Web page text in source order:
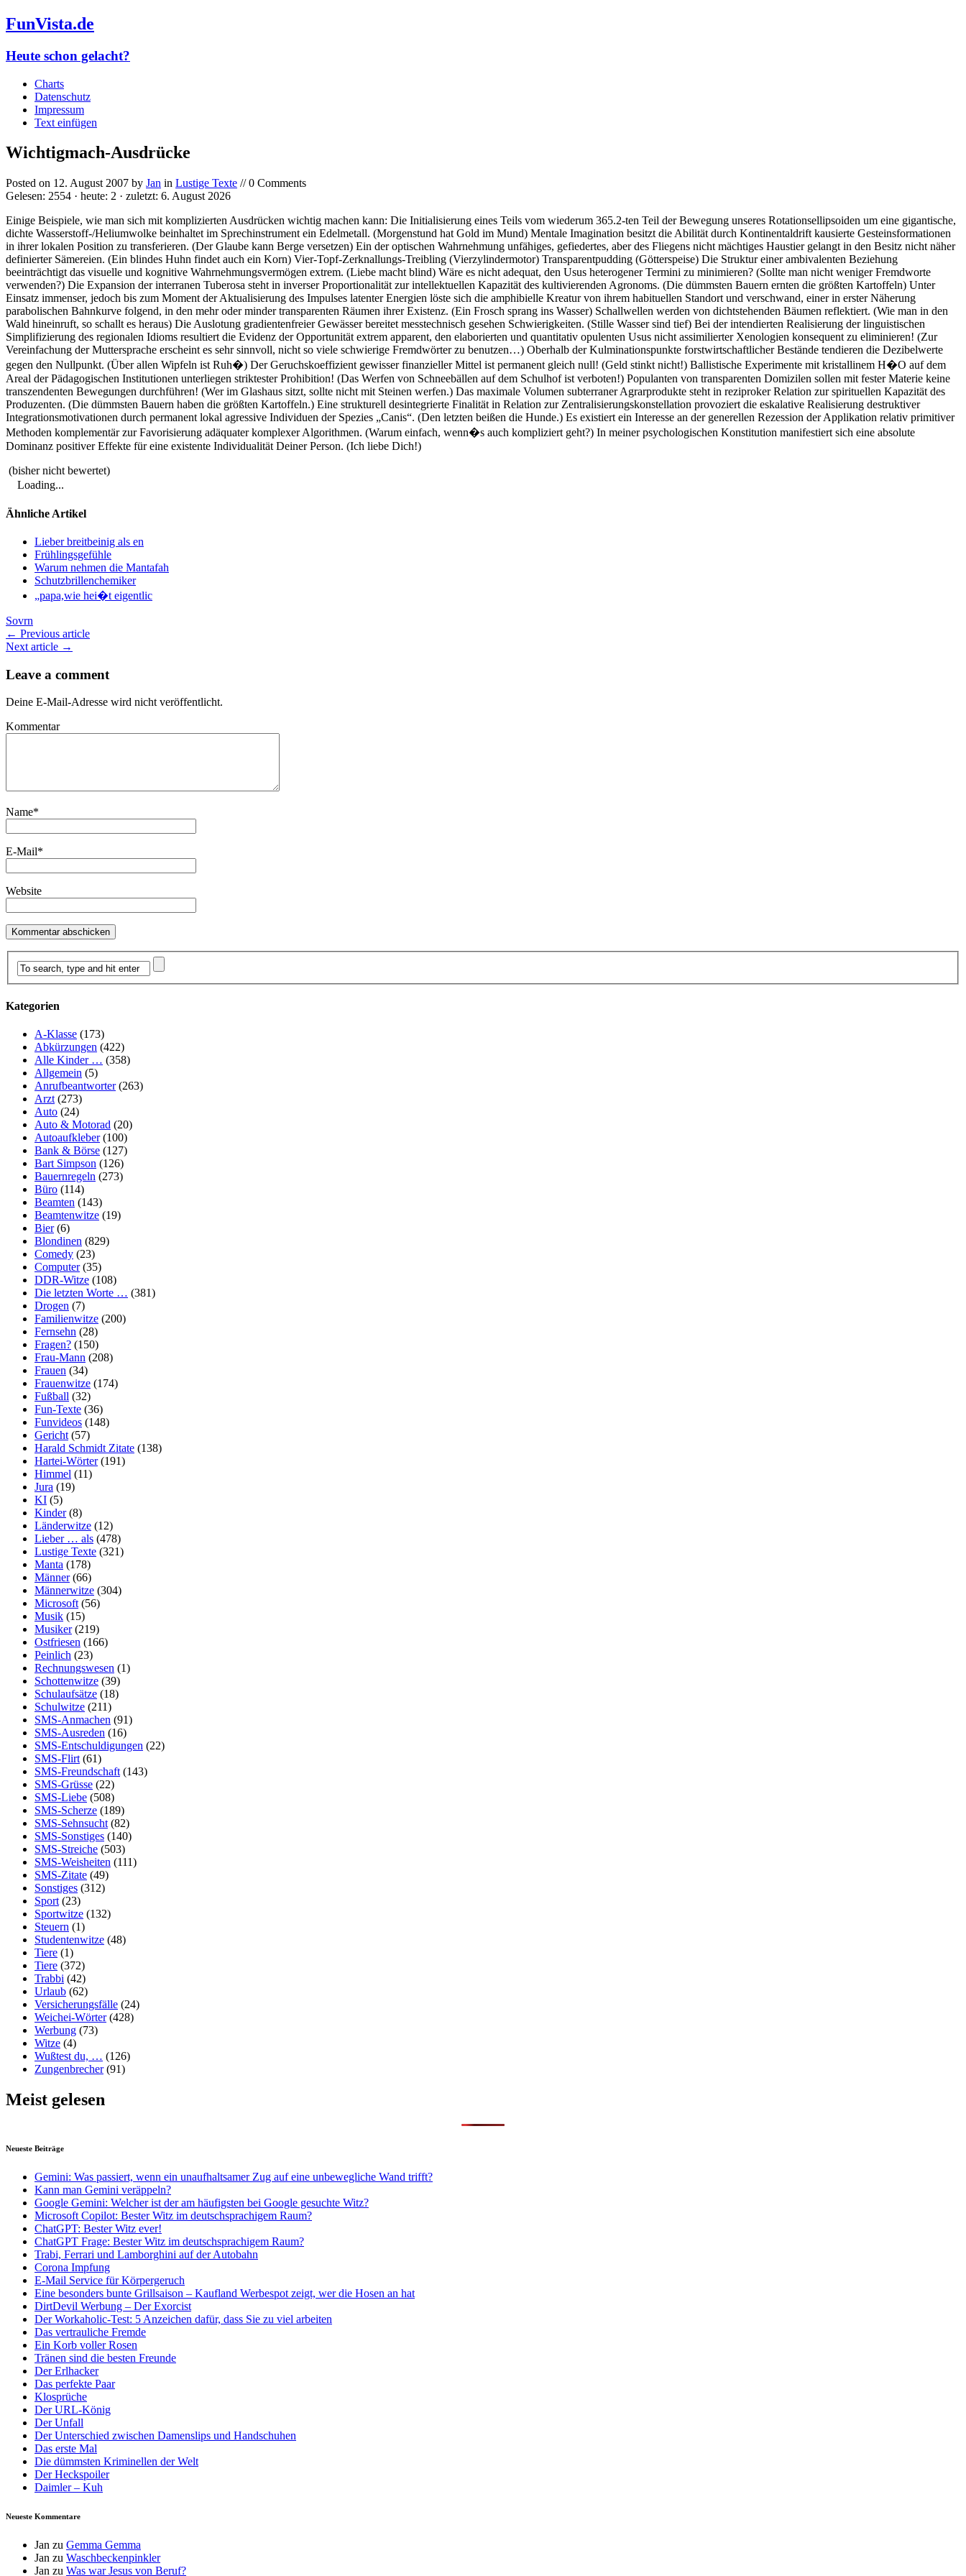
FunVista.de
Heute schon gelacht?
Charts
Datenschutz
Impressum
Text einfügen
Wichtigmach-Ausdrücke
Posted on 12. August 2007 by Jan in Lustige Texte // 0 Comments
Gelesen: 2554 · heute: 2 · zuletzt: 6. August 2026
Einige Beispiele, wie man sich mit komplizierten Ausdrücken wichtig machen kann: Die Initialisierung eines Teils vom wiederum 365.2-ten Teil der Bewegung unseres Rotationsellipsoiden um eine gigantische,
dichte Wasserstoff-/Heliumwolke beinhaltet im Sprechinstrument ein Edelmetall. (Morgenstund hat Gold im Mund) Mentale Imagination besitzt die Abilität durch Kontinentaldrift kausierte Gesteinsformationen
in ihrer lokalen Position zu transferieren. (Der Glaube kann Berge versetzen) Ein der optischen Wahrnehmung unfähiges, gefiedertes, aber des Fliegens nicht mächtiges Haustier gelangt in den Besitz nicht näher
definierter Sämereien. (Ein blindes Huhn findet auch ein Korn) Vier-Topf-Zerknallungs-Treibling (Vierzylindermotor) Transparentpudding (Götterspeise) Die Struktur einer ambivalenten Beziehung
beeinträchtigt das visuelle und kognitive Wahrnehmungsvermögen extrem. (Liebe macht blind) Wäre es nicht adequat, den Usus heterogener Termini zu minimieren? (Sollte man nicht weniger Fremdworte
verwenden?) Die Expansion der interranen Tuberosa steht in inverser Proportionalität zur intellektuellen Kapazität des kultivierenden Agronoms. (Die dümmsten Bauern ernten die größten Kartoffeln) Unter
Einsatz immenser, jedoch bis zum Moment der Aktualisierung des Impulses latenter Energien löste sich die amphibielle Kreatur von ihrem habituellen Standort und verschwand, einer in erster Näherung
parabolischen Bahnkurve folgend, in den mehr oder minder transparenten Räumen ihrer Existenz. (Ein Frosch sprang ins Wasser) Schallwellen werden von dichtstehenden Bäumen reflektiert. (Wie man in den
Wald hineinruft, so schallt es heraus) Die Auslotung gradientenfreier Gewässer bereitet messtechnisch gesehen Schwierigkeiten. (Stille Wasser sind tief) Bei der intendierten Realisierung der linguistischen
Simplifizierung des regionalen Idioms resultiert die Evidenz der Opportunität extrem apparent, den elaborierten und quantitativ opulenten Usus nicht assimilierter Xenologien konsequent zu eliminieren! (Zur
Vereinfachung der Muttersprache erscheint es sehr sinnvoll, nicht so viele schwierige Fremdwörter zu benutzen…) Oberhalb der Kulminationspunkte forstwirtschaftlicher Bestände tendieren die Dezibelwerte
gegen den Nullpunkt. (Über allen Wipfeln ist Ruh�) Der Geruchskoeffizient gewisser finanzieller Mittel ist permanent gleich null! (Geld stinkt nicht!) Ballistische Experimente mit kristallinem H�O auf dem
Areal der Pädagogischen Institutionen unterliegen striktester Prohibition! (Das Werfen von Schneebällen auf dem Schulhof ist verboten!) Populanten von transparenten Domizilen sollen mit fester Materie keine
transzendenten Bewegungen durchführen! (Wer im Glashaus sitzt, sollte nicht mit Steinen werfen.) Das maximale Volumen subterraner Agrarprodukte steht in reziproker Relation zur spirituellen Kapazität des
Produzenten. (Die dümmsten Bauern haben die größten Kartoffeln.) Eine strukturell desintegrierte Finalität in Relation zur Zentralisierungskonstellation provoziert die eskalative Realisierung destruktiver
Integrationsmotivationen durch permanent lokal agressive Individuen der Spezies „Canis“. (Den letzten beißen die Hunde.) Es existiert ein Interesse an der generellen Rezession der Applikation relativ primitiver
Methoden komplementär zur Favorisierung adäquater komplexer Algorithmen. (Warum einfach, wenn�s auch kompliziert geht?) In meiner psychologischen Konstitution manifestiert sich eine absolute
Dominanz positiver Effekte für eine existente Individualität Deiner Person. (Ich liebe Dich!)
(bisher nicht bewertet)
Loading...
Ähnliche Artikel
Lieber breitbeinig als en
Frühlingsgefühle
Warum nehmen die Mantafah
Schutzbrillenchemiker
„papa,wie hei�t eigentlic
Sovrn
← Previous article
Next article →
Leave a comment
Deine E-Mail-Adresse wird nicht veröffentlicht.
Kommentar
Name*
E-Mail*
Website
Kategorien
A-Klasse (173)
Abkürzungen (422)
Alle Kinder … (358)
Allgemein (5)
Anrufbeantworter(263)
Arzt(273)
Auto (24)
Auto & Motorad (20)
Autoaufkleber(100)
Bank & Börse (127)
Bart Simpson (126)
Bauernregeln (273)
Büro (114)
Beamten (143)
Beamtenwitze (19)
Bier(6)
Blondinen (829)
Comedy (23)
Computer(35)
DDR-Witze (108)
Die letzten Worte … (381)
Drogen (7)
Familienwitze (200)
Fernsehn (28)
Fragen? (150)
Frau-Mann (208)
Frauen (34)
Frauenwitze (174)
Fußball (32)
Fun-Texte (36)
Funvideos (148)
Gericht(57)
Harald Schmidt Zitate (138)
Hartei-Wörter(191)
Himmel (11)
Jura (19)
KI (5)
Kinder(8)
Länderwitze (12)
Lieber … als (478)
Lustige Texte (321)
Manta (178)
Männer(66)
Männerwitze (304)
Microsoft(56)
Musik (15)
Musiker(219)
Ostfriesen (166)
Peinlich (23)
Rechnungswesen (1)
Schottenwitze (39)
Schulaufsätze (18)
Schulwitze (211)
SMS-Anmachen (91)
SMS-Ausreden (16)
SMS-Entschuldigungen (22)
SMS-Flirt(61)
SMS-Freundschaft(143)
SMS-Grüsse (22)
SMS-Liebe (508)
SMS-Scherze (189)
SMS-Sehnsucht(82)
SMS-Sonstiges (140)
SMS-Streiche (503)
SMS-Weisheiten (111)
SMS-Zitate (49)
Sonstiges (312)
Sport(23)
Sportwitze (132)
Steuern (1)
Studentenwitze (48)
Tiere (1)
Tiere (372)
Trabbi (42)
Urlaub (62)
Versicherungsfälle (24)
Weichei-Wörter(428)
Werbung (73)
Witze (4)
Wußtest du, … (126)
Zungenbrecher(91)
Meist gelesen
Neueste Beiträge
Gemini: Was passiert, wenn ein unaufhaltsamer Zug auf eine unbewegliche Wand trifft?
Kann man Gemini veräppeln?
Google Gemini: Welcher ist der am häufigsten bei Google gesuchte Witz?
Microsoft Copilot: Bester Witz im deutschsprachigem Raum?
ChatGPT: Bester Witz ever!
ChatGPT Frage: Bester Witz im deutschsprachigem Raum?
Trabi, Ferrari und Lamborghini auf der Autobahn
Corona Impfung
E-Mail Service für Körpergeruch
Eine besonders bunte Grillsaison – Kaufland Werbespot zeigt, wer die Hosen an hat
DirtDevil Werbung – Der Exorcist
Der Workaholic-Test: 5 Anzeichen dafür, dass Sie zu viel arbeiten
Das vertrauliche Fremde
Ein Korb voller Rosen
Tränen sind die besten Freunde
Der Erlhacker
Das perfekte Paar
Klosprüche
Der URL-König
Der Unfall
Der Unterschied zwischen Damenslips und Handschuhen
Das erste Mal
Die dümmsten Kriminellen der Welt
Der Heckspoiler
Daimler – Kuh
Neueste Kommentare
Jan zu Gemma Gemma
Jan zu Waschbeckenpinkler
Jan zu Was war Jesus von Beruf?